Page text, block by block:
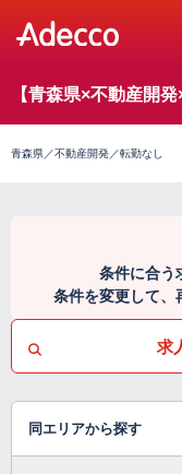
【青森県×不動産開
青森県／不動産開発／転勤なし
条件に合う
条件を変更して、
求
同エリアから探す